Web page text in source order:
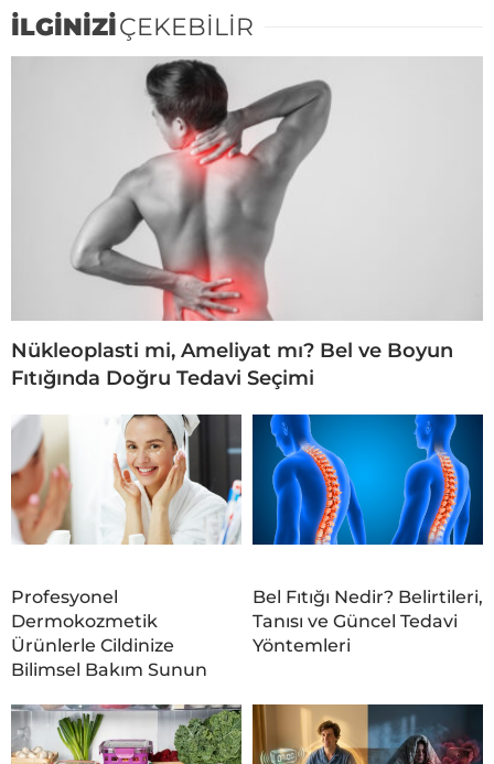
İLGİNİZİÇEKEBİLİR
Nükleoplasti mi, Ameliyat mı? Bel ve Boyun
Fıtığında Doğru Tedavi Seçimi
Profesyonel
Dermokozmetik
Ürünlerle Cildinize
Bilimsel Bakım Sunun
Bel Fıtığı Nedir? Belirtileri,
Tanısı ve Güncel Tedavi
Yöntemleri